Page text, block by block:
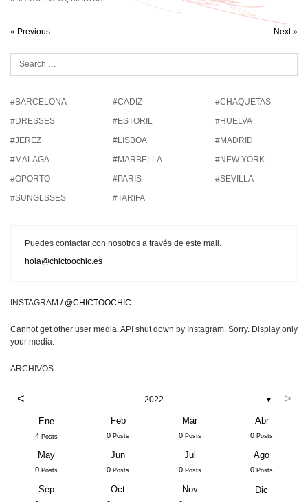
« Previous Next »
#BARCELONA #CADIZ
#CHAQUETAS
#DRESSES
#ESTORIL
#HUELVA
#JEREZ
#LISBOA
#MADRID
#MALAGA
#MARBELLA
#NEW YORK
#OPORTO
#PARIS
#SEVILLA
#SUNGLSSES
#TARIFA
Puedes contactar con nosotros a través de este mail.
hola@chictoochic.es
INSTAGRAM / @CHICTOOCHIC
Cannot get other user media. API shut down by Instagram. Sorry. Display only
your media.
ARCHIVOS
< 2022 ▼ >
Ene
4 Posts
Feb
0 Posts
Mar
0 Posts
Abr
0 Posts
May
0 Posts
Jun
0 Posts
Jul
0 Posts
Ago
0 Posts
Sep Oct Nov Dic